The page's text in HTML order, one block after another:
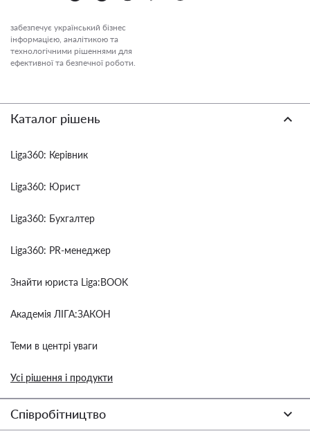
забезпечує український бізнес
інформацією, аналітикою та
технологічними рішеннями для
ефективної та безпечної роботи.
Каталог рішень
Liga360: Керівник
Liga360: Юрист
Liga360: Бухгалтер
Liga360: PR-менеджер
Знайти юриста Liga:BOOK
Академія ЛІГА:ЗАКОН
Теми в центрі уваги
Усі рішення і продукти
Співробітництво